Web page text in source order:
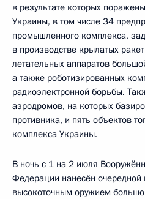
в результате которых
Украины, в том числе 34
промышленного комплекса,
в производстве крылатых
летательных аппаратов
а также роботизированных
радиоэлектронной борьбы.
аэродромов, на которых
противника, и пять объектов
комплекса Украины.
В ночь с 1 на 2 июля
Федерации нанесён очередной
высокоточным оружием